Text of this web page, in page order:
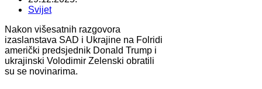
Svijet
Nakon višesatnih razgovora
izaslanstava SAD i Ukrajine na Folridi
američki predsjednik Donald Trump i
ukrajinski Volodimir Zelenski obratili
su se novinarima.